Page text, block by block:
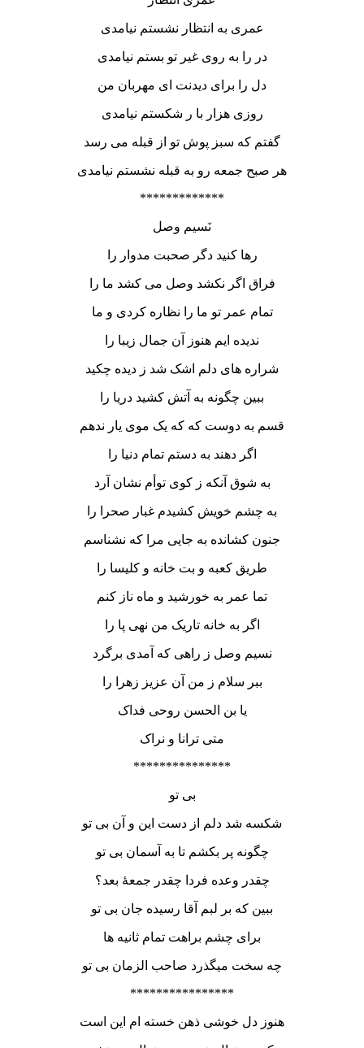
عمری به انتظار نشستم نیامدی
در را به روی غیر تو بستم نیامدی
دل را برای دیدنت ای مهربان من
روزی هزار با ر شکستم نیامدی
گفتم که سبز پوش تو از قبله می رسد
هر صبح جمعه رو به قبله نشستم نیامدی
*************
نَسیم وصل
رها کنید دگر صحبت مدوار را
فراق اگر نکشد وصل می کشد ما را
تمام عمر تو ما را نظاره کردی و ما
ندیده ایم هنوز آن جمال زیبا را
شراره های دلم اشک شد ز دیده چکید
ببین چگونه به آتش کشید دریا را
قسم به دوست که که یک موی یار ندهم
اگر دهند به دستم تمام دنیا را
به شوق آنکه ز کوی توأم نشان آرد
به چشم خویش کشیدم غبار صحرا را
جنون کشانده به جایی مرا که نشناسم
طریق کعبه و بت خانه و کلیسا را
تما عمر به خورشید و ماه ناز کنم
اگر به خانه تاریک من نهی پا را
نسیم وصل ز راهی که آمدی برگرد
ببر سلام ز من آن عزیز زهرا را
یا بن الحسن روحی فداک
متی ترانا و نراک
***************
بی تو
شکسه شد دلم از دست این و آن بی تو
چگونه پر بکشم تا به آسمان بی تو
چقدر وعده فردا چقدر جمعۀ بعد؟
ببین که بر لبم آقا رسیده جان بی تو
برای چشم براهت تمام ثانیه ها
چه سخت میگذرد صاحب الزمان بی تو
****************
هنوز دل خوشی ذهن خسته ام این است